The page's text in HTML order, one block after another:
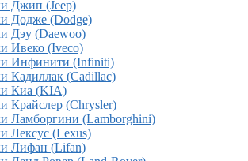
Джип (Jeep)
Додже (Dodge)
Дэу (Daewoo)
Ивеко (Iveco)
Инфинити (Infiniti)
Кадиллак (Cadillac)
Киа (KIA)
Крайслер (Chrysler)
Ламборгини (Lamborghini)
Лексус (Lexus)
Лифан (Lifan)